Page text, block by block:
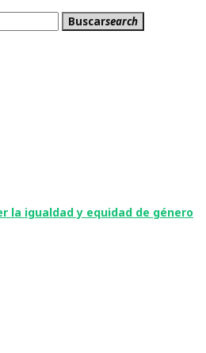
Buscarsearch
la igualdad y equidad de género